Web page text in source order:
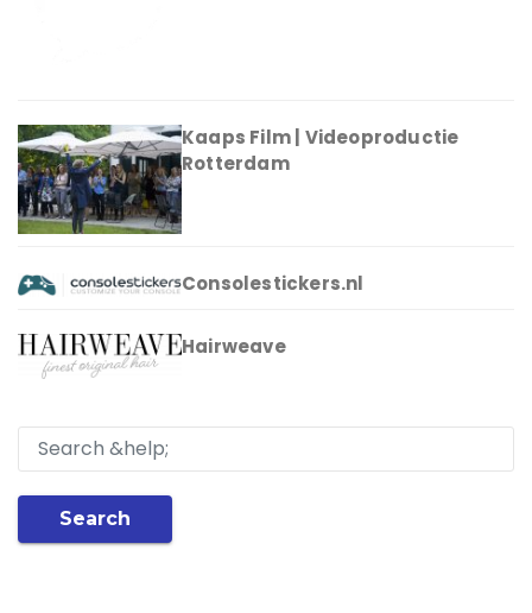
Kaaps Film | Videoproductie
Rotterdam
Consolestickers.nl
Hairweave
Search